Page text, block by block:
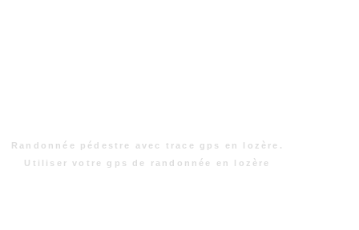
Randonnée pédestre avec trace gps en lozère.
Utiliser votre gps de randonnée en lozère